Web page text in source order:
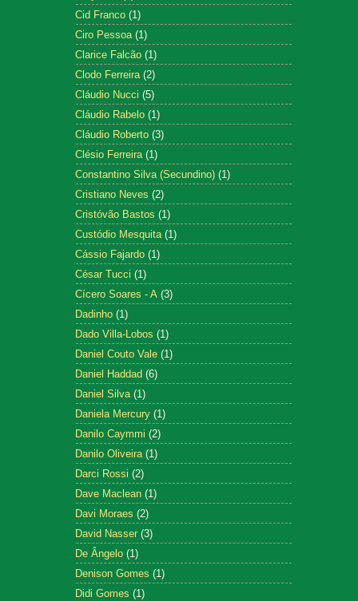
Cid Franco (1)
Ciro Pessoa (1)
Clarice Falcão (1)
Clodo Ferreira (2)
Cláudio Nucci (5)
Cláudio Rabelo (1)
Cláudio Roberto (3)
Clésio Ferreira (1)
Constantino Silva (Secundino) (1)
Cristiano Neves (2)
Cristóvão Bastos (1)
Custódio Mesquita (1)
Cássio Fajardo (1)
César Tucci (1)
Cícero Soares - A (3)
Dadinho (1)
Dado Villa-Lobos (1)
Daniel Couto Vale (1)
Daniel Haddad (6)
Daniel Silva (1)
Daniela Mercury (1)
Danilo Caymmi (2)
Danilo Oliveira (1)
Darci Rossi (2)
Dave Maclean (1)
Davi Moraes (2)
David Nasser (3)
De Ângelo (1)
Denison Gomes (1)
Didi Gomes (1)